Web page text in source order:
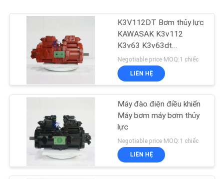
K3V112DT Bơm thủy lực
KAWASAK K3v112
K3v63 K3v63dt
K3v112dt Cho máy đào
Negotiable price MOQ:1 chiếc
LIÊN HỆ
Máy đào điện điều khiển
Máy bơm máy bơm thủy
lực
Negotiable price MOQ:1 chiếc
LIÊN HỆ